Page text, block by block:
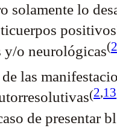
solamente lo
positivos
y/o neurológicas(2
las
(2,13
de presentar